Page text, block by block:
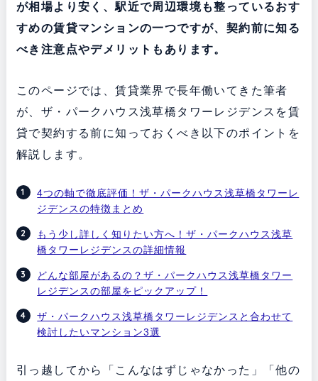
が相場より安く、駅近で周辺環境も整っているおす
すめの賃貸マンションの一つですが、契約前に知る
べき注意点やデメリットもあります。
このページでは、賃貸業界で長年働いてきた筆者
が、ザ・パークハウス浅草橋タワーレジデンスを賃
貸で契約する前に知っておくべき以下のポイントを
解説します。
4つの軸で徹底評価！ザ・パークハウス浅草橋タワーレ
ジデンスの特徴まとめ
もう少し詳しく知りたい方へ！ザ・パークハウス浅草
橋タワーレジデンスの詳細情報
どんな部屋があるの？ザ・パークハウス浅草橋タワー
レジデンスの部屋をピックアップ！
ザ・パークハウス浅草橋タワーレジデンスと合わせて
検討したいマンション3選
引っ越してから「こんなはずじゃなかった」「他の